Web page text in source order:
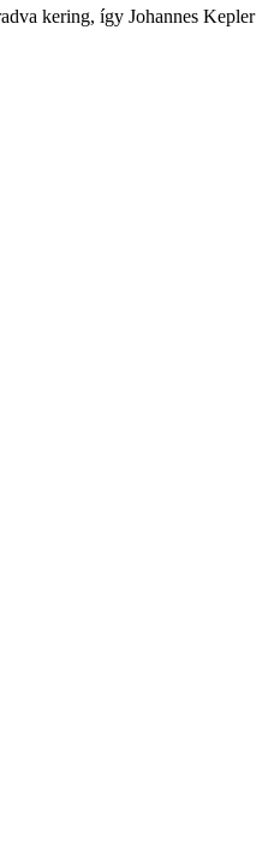
kering, így Johannes Kepler